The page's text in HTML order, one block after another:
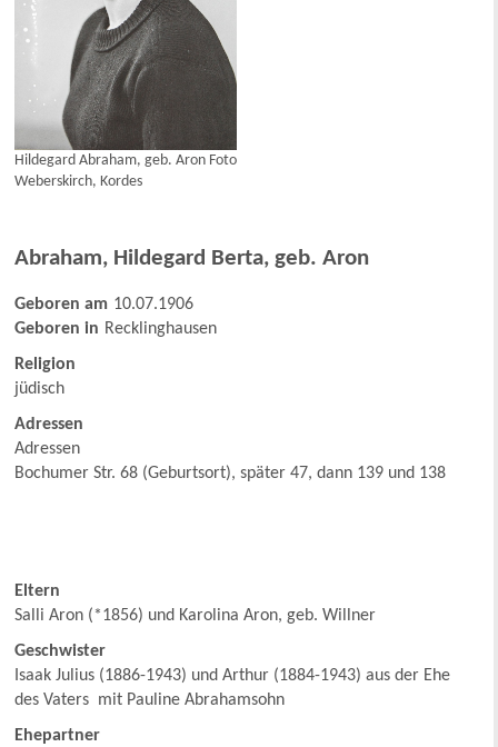
Hildegard Abraham, geb. Aron Foto
Weberskirch, Kordes
Abraham, Hildegard Berta, geb. Aron
Geboren am 10.07.1906
Geboren in Recklinghausen
Religion
jüdisch
Adressen
Adressen
Bochumer Str. 68 (Geburtsort), später 47, dann 139 und 138
Eltern
Salli Aron (*1856) und Karolina Aron, geb. Willner
Geschwister
Isaak Julius (1886-1943) und Arthur (1884-1943) aus der Ehe
des Vaters mit Pauline Abrahamsohn
Ehepartner